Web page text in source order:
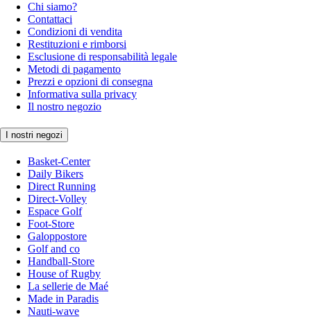
Chi siamo?
Contattaci
Condizioni di vendita
Restituzioni e rimborsi
Esclusione di responsabilità legale
Metodi di pagamento
Prezzi e opzioni di consegna
Informativa sulla privacy
Il nostro negozio
I nostri negozi
Basket-Center
Daily Bikers
Direct Running
Direct-Volley
Espace Golf
Foot-Store
Galoppostore
Golf and co
Handball-Store
House of Rugby
La sellerie de Maé
Made in Paradis
Nauti-wave